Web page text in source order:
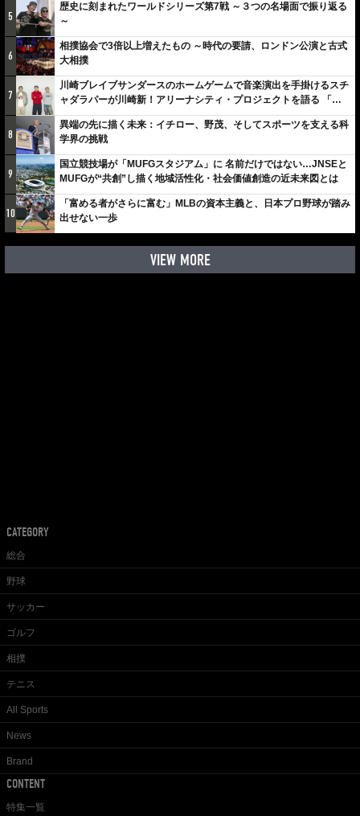
5
歴史に刻まれたワールドシリーズ第7戦 ～３つの名場面で振り返る
～
6
相撲協会で3倍以上増えたもの ～時代の要請、ロンドン公演と古式
大相撲
7
川崎ブレイブサンダースのホームゲームで音楽演出を手掛けるスチ
ャダラパーが川崎新！アリーナシティ・プロジェクトを語る 「楽
しみでしかないでしょ。川崎は、ずっと成長曲線だから」
8
異端の先に描く未来：イチロー、野茂、そしてスポーツを支える科
学界の挑戦
9
国立競技場が「MUFGスタジアム」に 名前だけではない…JNSEと
MUFGが“共創”し描く地域活性化・社会価値創造の近未来図とは
10
「富める者がさらに富む」MLBの資本主義と、日本プロ野球が踏み
出せない一歩
VIEW MORE
CATEGORY
総合
野球
サッカー
ゴルフ
相撲
テニス
All Sports
News
Brand
CONTENT
特集一覧